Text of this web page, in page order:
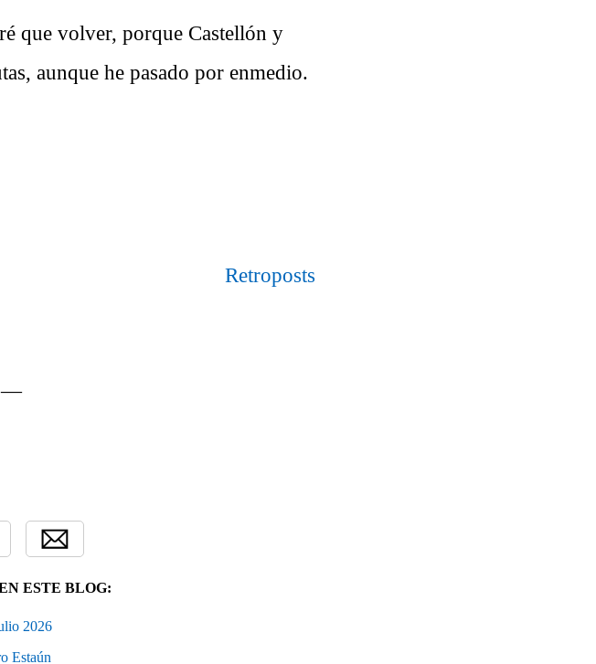
que volver, porque Castellón y
aunque he pasado por enmedio.
Retroposts
ESTE BLOG:
2026
Estaún